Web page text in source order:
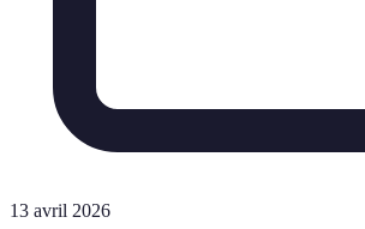
13 avril 2026